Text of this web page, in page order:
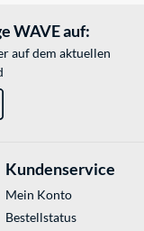
WAVE auf:
auf dem aktuellen
Kundenservice
Mein Konto
Bestellstatus